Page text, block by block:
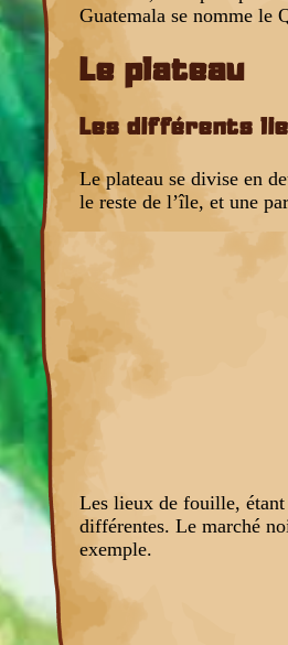
Guatemala se nomme le
Le plateau
Les différents
Le plateau se divise en
le reste de l’île, et une
Les lieux de fouille, étant
différentes. Le marché
exemple.